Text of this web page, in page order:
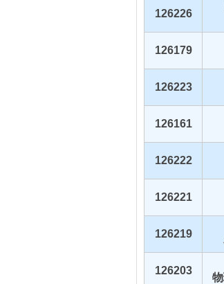
126226
126179
126223
126161
126222
126221
126219
126203